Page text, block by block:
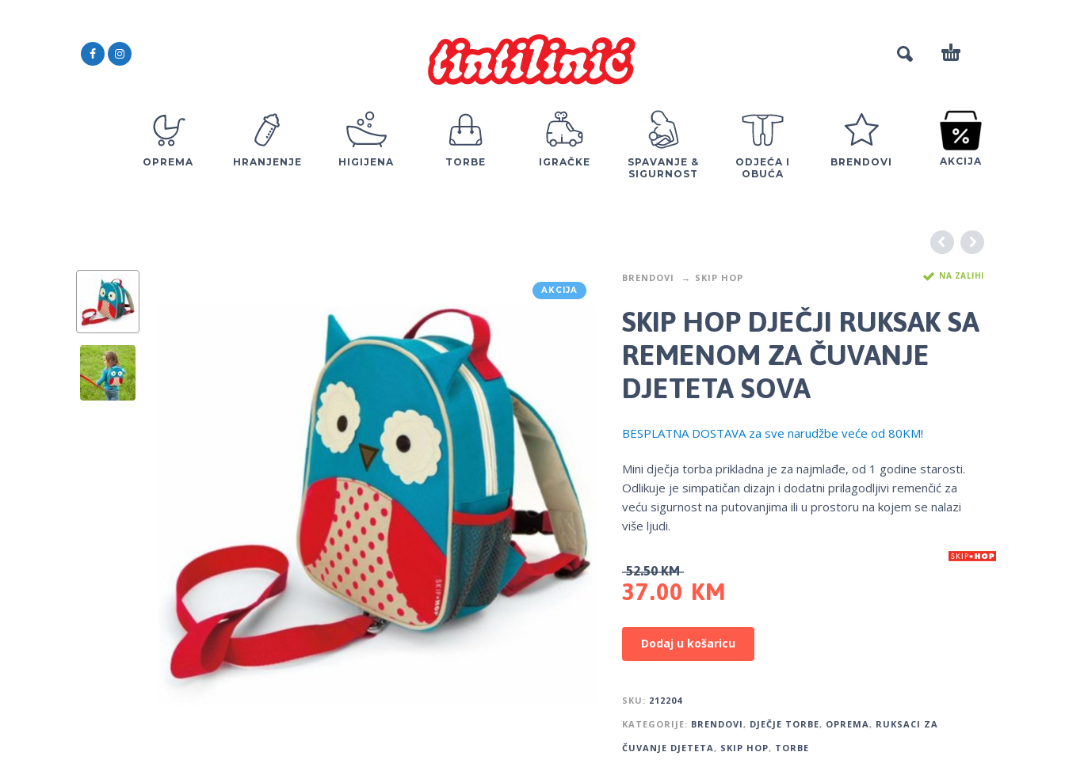
OPREMA HRANJENJE HIGIJENA TORBE IGRAČKE
SPAVANJE &
SIGURNOST
ODJEĆA I
OBUĆA
BRENDOVI AKCIJA
AKCIJA
BRENDOVI SKIP HOP NA ZALIHI
SKIP HOP DJEČJI RUKSAK SA
REMENOM ZA ČUVANJE
DJETETA SOVA
BESPLATNA DOSTAVA za sve narudžbe veće od 80KM!
Mini dječja torba prikladna je za najmlađe, od 1 godine starosti.
Odlikuje je simpatičan dizajn i dodatni prilagodljivi remenčić za
veću sigurnost na putovanjima ili u prostoru na kojem se nalazi
više ljudi.
52.50KM
37.00 KM
Dodaj u košaricu
SKU: 212204
KATEGORIJE: BRENDOVI, DJEČJE TORBE, OPREMA, RUKSACI ZA
ČUVANJE DJETETA, SKIP HOP, TORBE